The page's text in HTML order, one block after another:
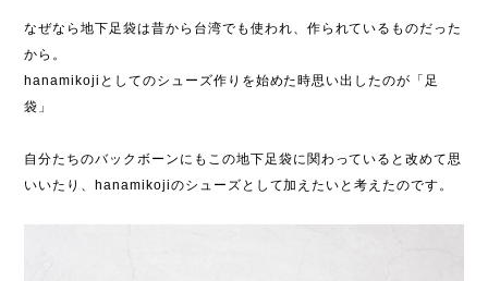
なぜなら地下足袋は昔から台湾でも使われ、作られているものだった
から。
hanamikojiとしてのシューズ作りを始めた時思い出したのが「足
袋」
自分たちのバックボーンにもこの地下足袋に関わっていると改めて思
いいたり、hanamikojiのシューズとして加えたいと考えたのです。